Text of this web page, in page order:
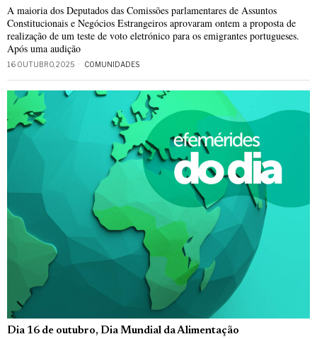
A maioria dos Deputados das Comissões parlamentares de Assuntos
Constitucionais e Negócios Estrangeiros aprovaram ontem a proposta de
realização de um teste de voto eletrónico para os emigrantes portugueses.
Após uma audição
16 OUTUBRO, 2025 COMUNIDADES
Dia 16 de outubro, Dia Mundial da Alimentação